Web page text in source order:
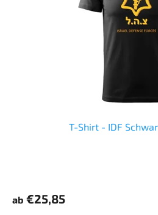
T-Shirt - IDF
Produktbewertung
ist
ab €25,85